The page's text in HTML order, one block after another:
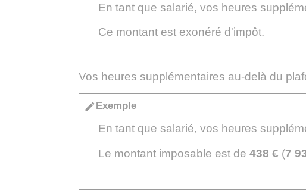
En tant que salarié, vos heures
Ce montant est exonéré d'impôt.
Vos heures supplémentaires au-delà du
edit Exemple
En tant que salarié, vos heures
Le montant imposable est de 438 € (7